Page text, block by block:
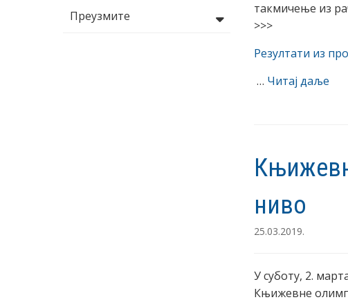
Преузмите
такмичење из
>>>
Резултати из
… Читај даље
ниво
25.03.2019.
У суботу, 2.
Књижевне